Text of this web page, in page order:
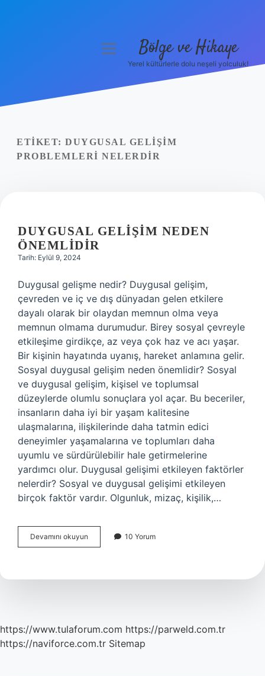
Yasal Uyarı
menüyü
Bölge ve Hikaye
Yerel kültürlerle dolu neşeli yolculuk!
ETIKET: DUYGUSAL GELIŞIM
PROBLEMLERI NELERDIR
DUYGUSAL GELIŞIM NEDEN
ÖNEMLIDIR
Tarih: Eylül 9, 2024
Duygusal gelişme nedir? Duygusal gelişim,
çevreden ve iç ve dış dünyadan gelen etkilere
dayalı olarak bir olaydan memnun olma veya
memnun olmama durumudur. Birey sosyal çevreyle
etkileşime girdikçe, az veya çok haz ve acı yaşar.
Bir kişinin hayatında uyanış, hareket anlamına gelir.
Sosyal duygusal gelişim neden önemlidir? Sosyal
ve duygusal gelişim, kişisel ve toplumsal
düzeylerde olumlu sonuçlara yol açar. Bu beceriler,
insanların daha iyi bir yaşam kalitesine
ulaşmalarına, ilişkilerinde daha tatmin edici
deneyimler yaşamalarına ve toplumları daha
uyumlu ve sürdürülebilir hale getirmelerine
yardımcı olur. Duygusal gelişimi etkileyen faktörler
nelerdir? Sosyal ve duygusal gelişimi etkileyen
birçok faktör vardır. Olgunluk, mizaç, kişilik,…
Devamını okuyun Duygusal
Gelişim
10 Yorum
https://www.tulaforum.com https://parweld.com.tr
https://naviforce.com.tr Sitemap